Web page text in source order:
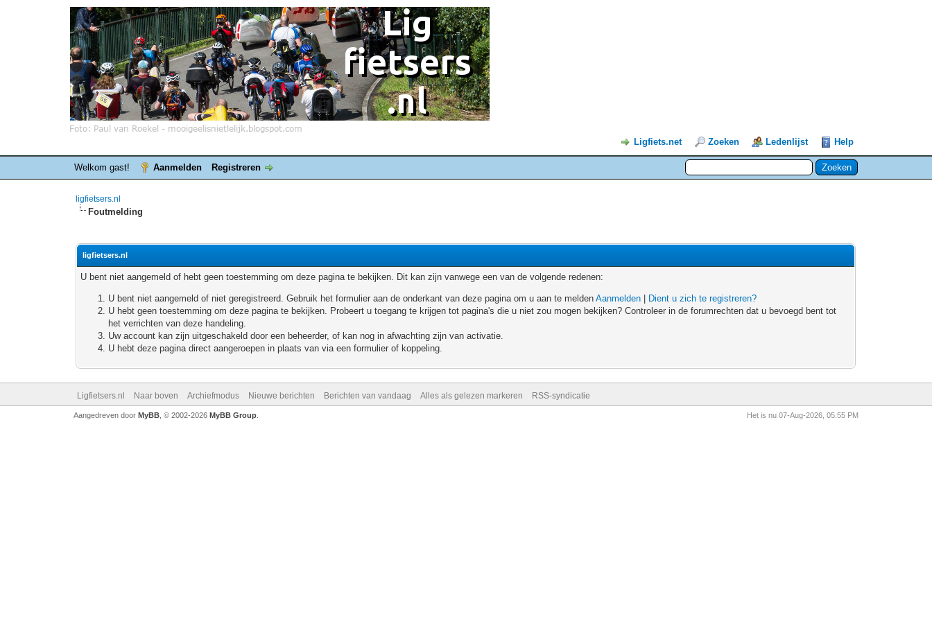
Ligfiets.net Zoeken Ledenlijst Help
Welkom gast! Aanmelden Registreren
ligfietsers.nl
Foutmelding
ligfietsers.nl
U bent niet aangemeld of hebt geen toestemming om deze pagina te bekijken. Dit kan zijn vanwege een van de volgende redenen:
U bent niet aangemeld of niet geregistreerd. Gebruik het formulier aan de onderkant van deze pagina om u aan te meldenAanmelden
Dient u zich te registreren?
U hebt geen toestemming om deze pagina te bekijken. Probeert u toegang te krijgen tot pagina's die u niet zou mogen bekijken? Controleer in de forumrechten dat u bevoegd bent tot
het verrichten van deze handeling.
Uw account kan zijn uitgeschakeld door een beheerder, of kan nog in afwachting zijn van activatie.
U hebt deze pagina direct aangeroepen in plaats van via een formulier of koppeling.
Ligfietsers.nl Naar boven Archiefmodus Nieuwe berichten Berichten van vandaag Alles als gelezen markeren RSS-syndicatie
Het is nu 07-Aug-2026, 05:55 PM
Aangedreven door MyBB, © 2002-2026 MyBB Group.